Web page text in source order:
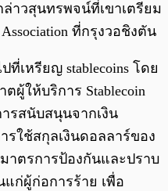
าวสุนทรพจน์ที่เขาเตรียม
Association ที่กรุงวอชิงตัน
ที่เหรียญ stablecoins โดย
ผู้ให้บริการ Stablecoin
รสนับสนุนจากเงิน
รใช้สกุลเงินดอลลาร์ของ
าตรการป้องกันและปราบ
ก่ผู้ก่อการร้าย เพื่อ